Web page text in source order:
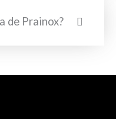
de Prainox?